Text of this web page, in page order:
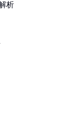
析